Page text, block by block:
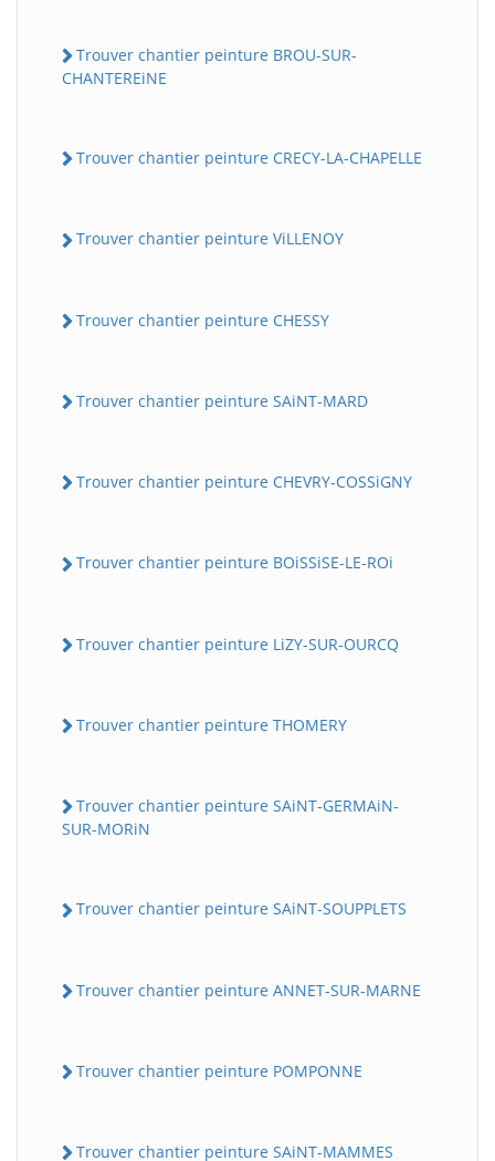
Trouver chantier peinture BROU-SUR-
CHANTEREiNE
Trouver chantier peinture CRECY-LA-CHAPELLE
Trouver chantier peinture ViLLENOY
Trouver chantier peinture CHESSY
Trouver chantier peinture SAiNT-MARD
Trouver chantier peinture CHEVRY-COSSiGNY
Trouver chantier peinture BOiSSiSE-LE-ROi
Trouver chantier peinture LiZY-SUR-OURCQ
Trouver chantier peinture THOMERY
Trouver chantier peinture SAiNT-GERMAiN-
SUR-MORiN
Trouver chantier peinture SAiNT-SOUPPLETS
Trouver chantier peinture ANNET-SUR-MARNE
Trouver chantier peinture POMPONNE
Trouver chantier peinture SAiNT-MAMMES